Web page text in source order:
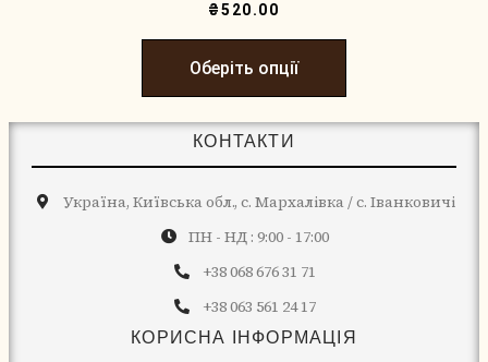
₴520.00
Оберіть опції
КОНТАКТИ
Україна, Київська обл., с. Мархалівка / с. Іванковичі
ПН - НД : 9:00 - 17:00
+38 068 676 31 71
+38 063 561 24 17
КОРИСНА ІНФОРМАЦІЯ